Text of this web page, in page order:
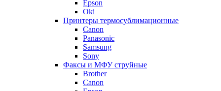
Epson
Oki
Принтеры термосублимационные
Canon
Panasonic
Samsung
Sony
Факсы и МФУ струйные
Brother
Canon